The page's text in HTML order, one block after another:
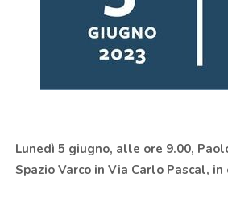
Lunedì 5 giugno, alle ore 9.00,
Spazio Varco in Via Carlo Pascal,